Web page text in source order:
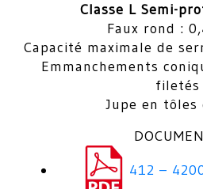
Classe L Semi-
Faux rond :
Capacité maximale de
Emmanchements
filetés
Jupe en tôles
412 –